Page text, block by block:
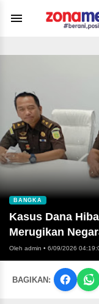
BANGKA
Kasus Dana
Merugikan
Oleh admin • 6/09/2026
BAGIKAN: